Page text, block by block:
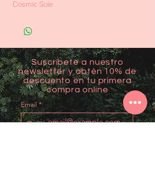
Cosmic Sole
Email *
Suscríbete a nuestro
newsletter y obtén 10% de
descuento en tu primera
compra online